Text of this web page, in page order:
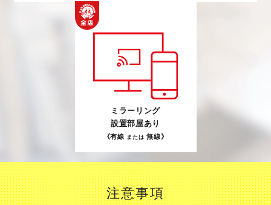
ミラーリング
設置部屋あり
《有線 または 無線》
注意事項